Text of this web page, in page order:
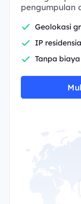
pengumpulan
Geolokasi
IP
Tanpa